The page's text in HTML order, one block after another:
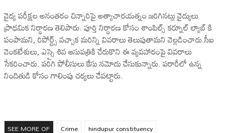
వైద్య పరీక్షల అనంతరం చిన్నారిపై అత్యాచారయత్నం జరిగినట్లు వైద్యులు
ప్రాధమిక నిర్ధారణ తెలిపారు. పూర్తి నిర్ధారణ కోసం శాంపిల్స్ కర్నూల్ ల్యాబ్ కి
పంపామని, రిపోర్ట్స్ వచ్చాక మరిన్ని వివరాలు తెలుపుతామని వెల్లడించారు.సీఐ
వెంకటేశులు, ఎస్సై శివ ఆసుపత్రికి చేరుకొని ఈ వ్యవహారంపై వివరాలు
సేకరించారు. పరిగి పోలీసులు కేసు నమోదు చేసుకున్నారు. పరారీలో ఉన్న
నిందితుడి కోసం గాలింపు చర్యలు చేపట్టారు.
SEE MORE OF Crime hindupur constituency